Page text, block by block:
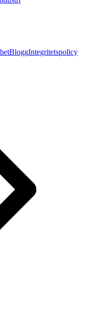
BloggIntegritetspolicy